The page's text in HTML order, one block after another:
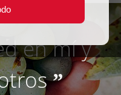
en mí y
”